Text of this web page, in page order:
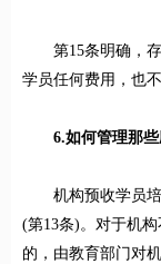
第15条明确，存
学员任何费用，也
6.如何管理那些
机构预收学员培
(第13条)。对于机
的，由教育部门对